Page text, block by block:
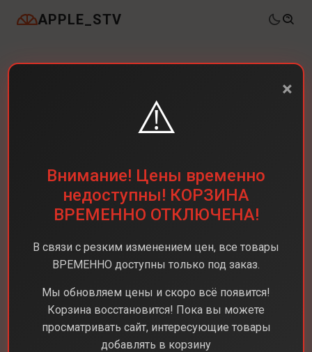
APPLE_STV
×
⚠️
Внимание! Цены временно
недоступны! КОРЗИНА
ВРЕМЕННО ОТКЛЮЧЕНА!
В связи с резким изменением цен, все товары
ВРЕМЕННО доступны только под заказ.
Мы обновляем цены и скоро всё появится!
Корзина восстановится! Пока вы можете
просматривать сайт, интересующие товары
добавлять в корзину